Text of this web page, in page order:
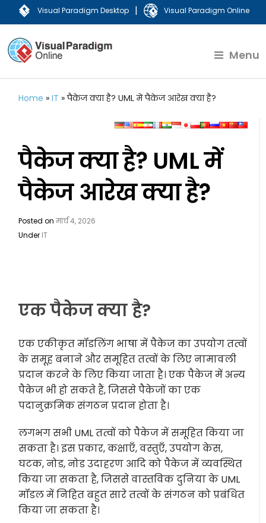
Visual Paradigm Desktop | Visual Paradigm Online
Menu
Home »IT »पैकेज क्या है? UML में पैकेज आरेख क्या है?
पैकेज क्या है? UML में
पैकेज आरेख क्या है?
Posted onमार्च 4, 2026
Under IT
एक पैकेज क्या है?
एक एकीकृत मॉडलिंग भाषा में पैकेज का उपयोग तत्वों
के समूह बनाने और समूहित तत्वों के लिए नामावली
प्रदान करने के लिए किया जाता है। एक पैकेज में अन्य
पैकेज भी हो सकते हैं, जिससे पैकेजों का एक
पदानुक्रमिक संगठन प्रदान होता है।
लगभग सभी UML तत्वों को पैकेज में समूहित किया जा
सकता है। इस प्रकार, कक्षाएँ, वस्तुएँ, उपयोग केस,
घटक, नोड, नोड उदाहरण आदि को पैकेज में व्यवस्थित
किया जा सकता है, जिससे वास्तविक दुनिया के UML
मॉडल में निहित बहुत सारे तत्वों के संगठन को प्रबंधित
किया जा सकता है।